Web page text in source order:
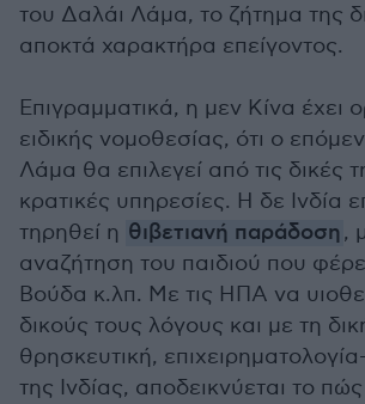
του Δαλάι Λάμα, το ζήτημα της
αποκτά χαρακτήρα επείγοντος.
Επιγραμματικά, η μεν Κίνα έχει
ειδικής νομοθεσίας, ότι ο
Λάμα θα επιλεγεί από τις δικές
κρατικές υπηρεσίες. Η δε Ινδία
τηρηθεί η θιβετιανή παράδοση,
αναζήτηση του παιδιού που
Βούδα κ.λπ. Με τις ΗΠΑ να
δικούς τους λόγους και με τη
θρησκευτική,
της Ινδίας, αποδεικνύεται το πώς